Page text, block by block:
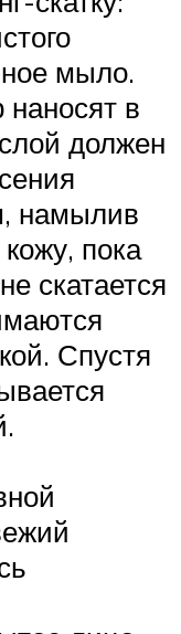
мыло.
в
должен
намылив
пока
скатается
Спустя